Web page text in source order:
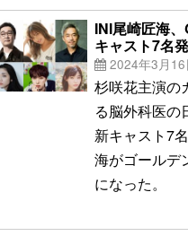
INI尾崎匠海
キャスト7名
2024年3月16
杉咲花主演の
る脳外科医の
新キャスト7
海がゴールデ
になった。